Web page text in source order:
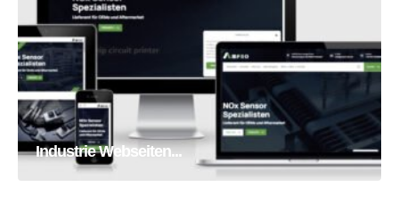
Industrie Webseiten Erstellung
Homepage Webseite
Industrie Webseiten...